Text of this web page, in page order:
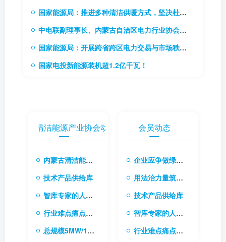
国家能源局：推进多种清洁供暖方式，坚决杜绝“一刀切”
中电联副理事长、内蒙古自治区电力行业协会理事长贾振国率队到访协会
国家能源局：开展跨省跨区电力交易与市场秩序专项监管工作
国家电投新能源装机超1.2亿千瓦！
内蒙古清洁能源产业协会动态
内蒙古清洁能源产业协会会长张楠：融合国际经验与本土创新 共筑清洁能源转型新生态
技术产品供给库
智库专家的人才库
行业难点痛点的需求库
总规模5MW/10MWh 内蒙古电网首个电网侧独立储能电站成功并网
会员动态
企业应争做绿色转型先行者
用法治力量筑牢绿色转型根基
技术产品供给库
智库专家的人才库
行业难点痛点的需求库